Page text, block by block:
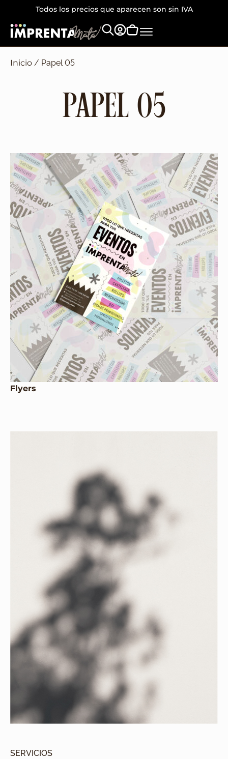
Todos los precios que aparecen son sin IVA
Inicio / Papel 05
PAPEL 05
Flyers
SERVICIOS